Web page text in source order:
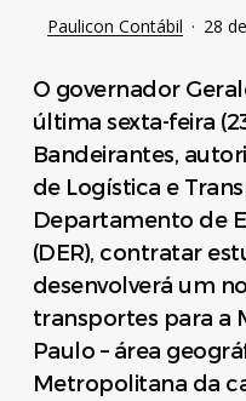
Paulicon Contábil 28
O governador
última sexta-feira
Bandeirantes,
de Logística e
Departamento de
(DER), contratar
desenvolverá um
transportes para a
Paulo – área
Metropolitana da